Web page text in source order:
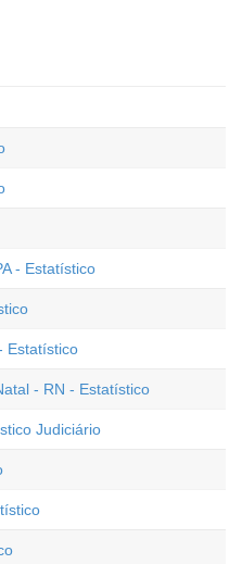
- Estatístico
Estatístico
- RN - Estatístico
Judiciário